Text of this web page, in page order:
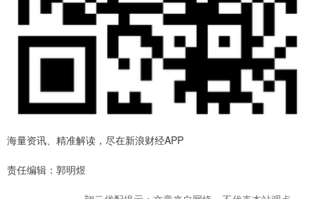
海量资讯、精准解读，尽在新浪财经APP
责任编辑：郭明煜